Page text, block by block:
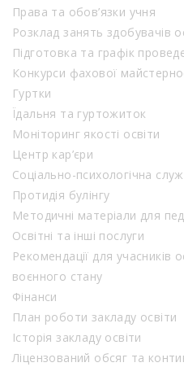
Права та обов’язки учня
Розклад занять здобувачів
Підготовка та графік
Конкурси фахової
Гуртки
Їдальня та гуртожиток
Моніторинг якості освіти
Центр кар’єри
Соціально-психологічна
Протидія булінгу
Методичні матеріали для
Освітні та інші послуги
Рекомендації для учасників
воєнного стану
Фінанси
План роботи закладу освіти
Історія закладу освіти
Ліцензований обсяг та